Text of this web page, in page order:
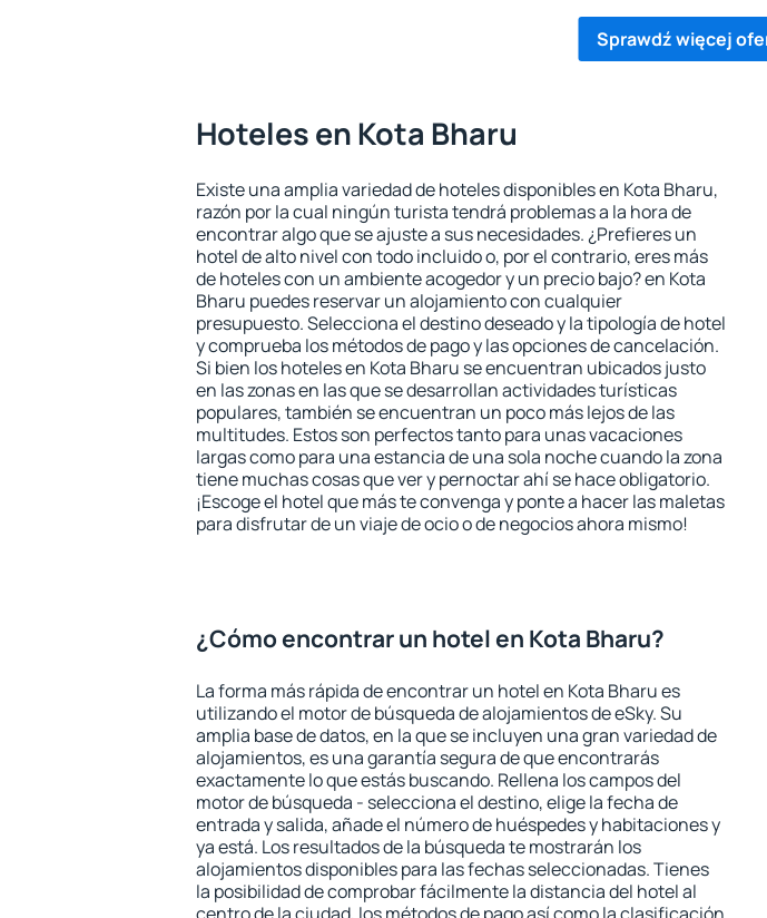
Sprawdź więcej
Hoteles en Kota Bharu
Existe una amplia variedad de hoteles disponibles en Kota Bharu,
razón por la cual ningún turista tendrá problemas a la hora de
encontrar algo que se ajuste a sus necesidades. ¿Prefieres un
hotel de alto nivel con todo incluido o, por el contrario, eres más
de hoteles con un ambiente acogedor y un precio bajo? en Kota
Bharu puedes reservar un alojamiento con cualquier
presupuesto. Selecciona el destino deseado y la tipología de hotel
y comprueba los métodos de pago y las opciones de cancelación.
Si bien los hoteles en Kota Bharu se encuentran ubicados justo
en las zonas en las que se desarrollan actividades turísticas
populares, también se encuentran un poco más lejos de las
multitudes. Estos son perfectos tanto para unas vacaciones
largas como para una estancia de una sola noche cuando la zona
tiene muchas cosas que ver y pernoctar ahí se hace obligatorio.
¡Escoge el hotel que más te convenga y ponte a hacer las maletas
para disfrutar de un viaje de ocio o de negocios ahora mismo!
¿Cómo encontrar un hotel en Kota Bharu?
La forma más rápida de encontrar un hotel en Kota Bharu es
utilizando el motor de búsqueda de alojamientos de eSky. Su
amplia base de datos, en la que se incluyen una gran variedad de
alojamientos, es una garantía segura de que encontrarás
exactamente lo que estás buscando. Rellena los campos del
motor de búsqueda - selecciona el destino, elige la fecha de
entrada y salida, añade el número de huéspedes y habitaciones y
ya está. Los resultados de la búsqueda te mostrarán los
alojamientos disponibles para las fechas seleccionadas. Tienes
la posibilidad de comprobar fácilmente la distancia del hotel al